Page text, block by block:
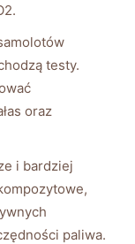
testy.
oraz
i bardziej
paliwa.